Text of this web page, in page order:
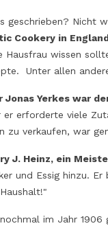
geschrieben? Nicht
Cookeryin
Hausfrau wissen
Unter allen
Yerkes war
erforderte viele
zu verkaufen, war
J. Heinz, ein
und Essig hinzu.
im Jahr 1906